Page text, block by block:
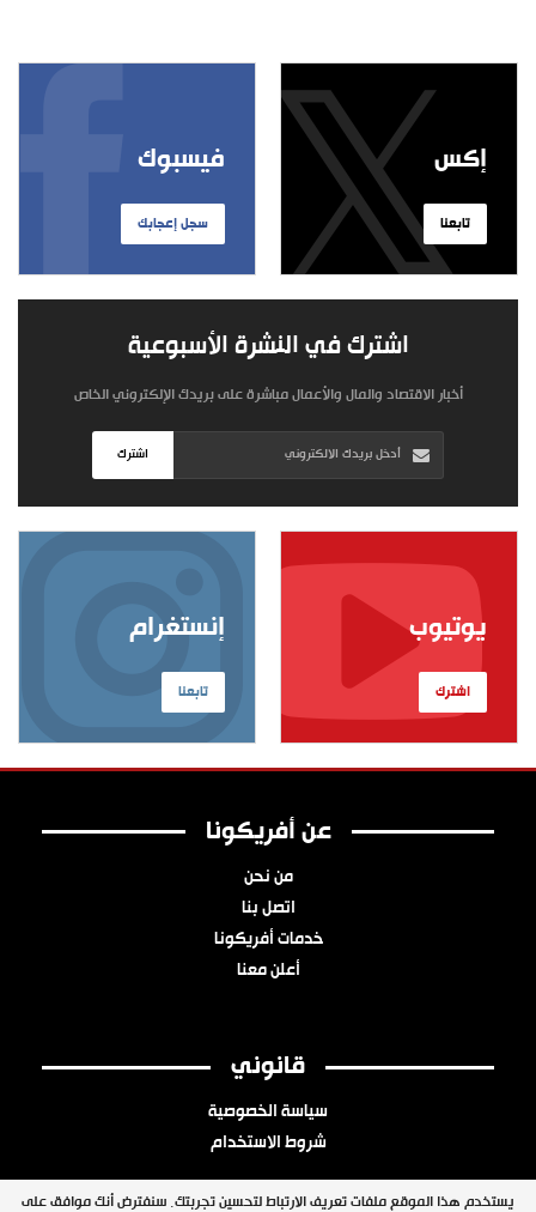
فيسبوك
سجل إعجابك
إكس
تابعنا
اشترك في النشرة الأسبوعية
أخبار الاقتصاد والمال والأعمال مباشرة على بريدك الإلكتروني الخاص
اشترك
إنستغرام
تابعنا
يوتيوب
اشترك
عن أفريكونا
من نحن
اتصل بنا
خدمات أفريكونا
أعلن معنا
قانوني
سياسة الخصوصية
شروط الاستخدام
يستخدم هذا الموقع ملفات تعريف الارتباط لتحسين تجربتك. سنفترض أنك موافق على